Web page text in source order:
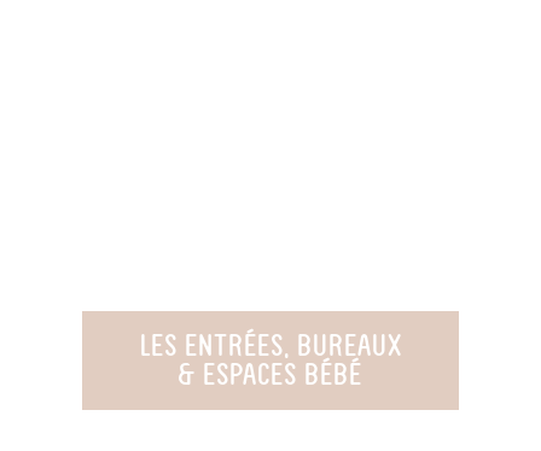
LES ENTRÉES, BUREAUX
& ESPACES BÉBÉ